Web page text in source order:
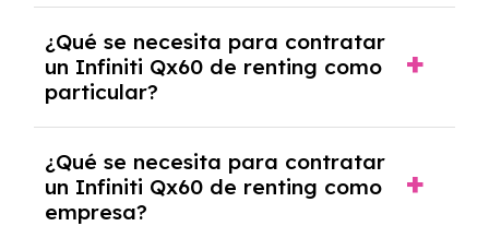
económica.
pero puede haber penalizaciones por
cancelación anticipada. Es importante revisar
las condiciones del contrato y hablar con un
experto que te asesore.
¿Qué se necesita para contratar
un Infiniti Qx60 de renting como
particular?
y, en algunos casos, una consulta de solvencia
crediticia y un pago inicial.
¿Qué se necesita para contratar
un Infiniti Qx60 de renting como
empresa?